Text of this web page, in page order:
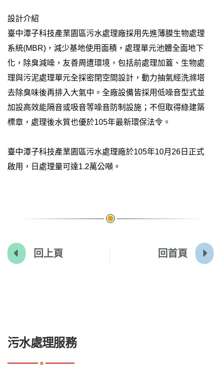
污水處理服務
設計介紹
臺中潭子科技產業園區污水處理廠採用先進薄膜生物處理
系統(MBR)，減少基地使用面積，處理單元池體全面地下
化，除臭減噪，友善周遭環境，包括前處理加蓋、生物處
理與污泥處理單元全採密閉空間設計，動力抽氣經洗滌塔
去除臭味後再排入大氣中。全廠設備皆採用低噪音型式並
加設高效能隔音或吸音等噪音防制設施；不但取得綠建築
標章，處理後水質也優於105年最新環保法令。
臺中潭子科技產業園區污水處理廠於105年10月26日正式
啟用，日處理量可達1.2萬公噸。
回上頁 回首頁